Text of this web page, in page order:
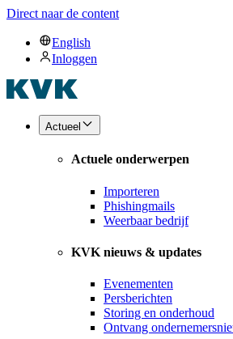
Direct naar de content
English
Inloggen
Actueel
Actuele onderwerpen
Importeren
Phishingmails
Weerbaar bedrijf
KVK nieuws & updates
Evenementen
Persberichten
Storing en onderhoud
Ontvang